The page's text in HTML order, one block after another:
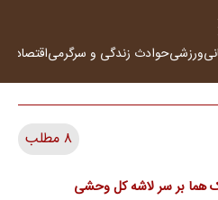
ورزشیحوادث زندگی و سرگرمیاقتصاد
۸ مطلب
هما بر سر لاشه‌ کل وحشی